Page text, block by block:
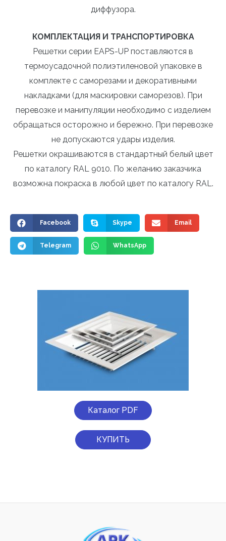
Каталог PDF
КУПИТЬ
диффузора.
КОМПЛЕКТАЦИЯ И ТРАНСПОРТИРОВКА
Решетки серии EAPS-UP поставляются в
термоусадочной полиэтиленовой упаковке в
комплекте с саморезами и декоративными
накладками (для маскировки саморезов). При
перевозке и манипуляции необходимо с изделием
обращаться осторожно и бережно. При перевозке
не допускаются удары изделия.
Решетки окрашиваются в стандартный белый цвет
по каталогу RAL 9010. По желанию заказчика
возможна покраска в любой цвет по каталогу RAL.
Facebook Skype Email
Telegram WhatsApp